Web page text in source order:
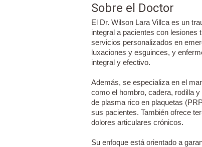
Sobre el Doctor
El Dr. Wilson Lara Villca es un
integral a pacientes con lesiones
servicios personalizados en
luxaciones y esguinces, y
integral y efectivo.
Además, se especializa en el
como el hombro, cadera, rodilla
de plasma rico en plaquetas
sus pacientes. También ofrece
dolores articulares crónicos.
Su enfoque está orientado a